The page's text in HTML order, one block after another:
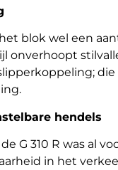
blok wel een
onverhoopt
hendels
G 310 R was al
in het